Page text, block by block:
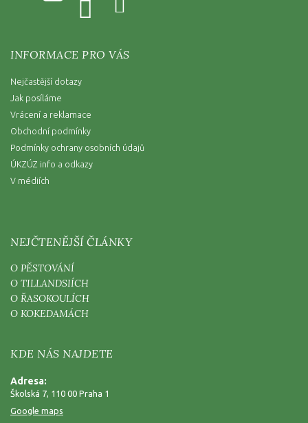
INFORMACE PRO VÁS
Nejčastější dotazy
Jak posíláme
Vrácení a reklamace
Obchodní podmínky
Podmínky ochrany osobních údajů
ÚKZÚZ info a odkazy
V médiích
NEJČTENĚJŠÍ ČLÁNKY
O PĚSTOVÁNÍ
O TILLANDSIÍCH
O ŘASOKOULÍCH
O KOKEDAMÁCH
KDE NÁS NAJDETE
Adresa:
Školská 7, 110 00 Praha 1
Google maps